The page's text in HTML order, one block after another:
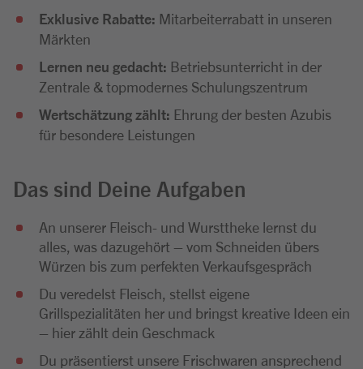
Exklusive Rabatte: Mitarbeiterrabatt in unseren
Märkten
Lernen neu gedacht: Betriebsunterricht in der
Zentrale & topmodernes Schulungszentrum
Wertschätzung zählt: Ehrung der besten Azubis
für besondere Leistungen
Das sind Deine Aufgaben
An unserer Fleisch- und Wursttheke lernst du
alles, was dazugehört – vom Schneiden übers
Würzen bis zum perfekten Verkaufsgespräch
Du veredelst Fleisch, stellst eigene
Grillspezialitäten her und bringst kreative Ideen ein
– hier zählt dein Geschmack
Du präsentierst unsere Frischwaren ansprechend